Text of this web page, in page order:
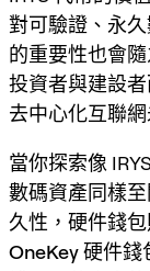
對可驗證、永
的重要性也會
投資者與建設
去中心化互聯
當你探索像
數碼資產同樣
久性，硬件錢
OneKey硬件錢